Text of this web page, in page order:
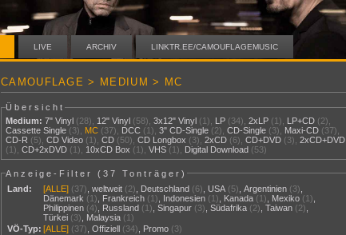
LIVE ARCHIV LINKTR.EE/CAMOUFLAGEMUSIC
CAMOUFLAGE > MEDIUM > MC
Übersicht
Medium: 7" Vinyl (28), 12" Vinyl (58),3x12" Vinyl (1), LP (34),2xLP (1), LP+CD (2),
Cassette Single (3), MC (37), DCC (1),3" CD-Single (2),CD-Single (3), Maxi-CD (37),
CD-R (5),CD Video (1),CD (50),CD Longbox (3),2xCD (6),CD+DVD (3),2xCD+DVD
(1),CD+2xDVD (1), 10xCD Box (1),VHS (1), Digital Download (53)
Anzeige-Filter (37 Tonträger)
Land:
[ALLE] (37) ,weltweit (2) Deutschland (6) USA (5) ,Argentinien (3)
Dänemark (1) Frankreich (1) Indonesien (1) Kanada (1) Mexiko (1)
Philippinen (4) Russland (1) ,Singapur (3) ,Südafrika (2) ,Taiwan (2)
Türkei (3) Malaysia (1)
VÖ-Typ: [ALLE] (37) ,Offiziell (34) Promo (3)